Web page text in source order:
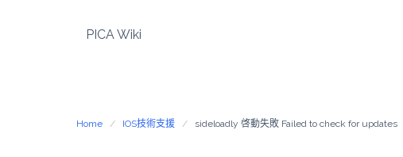
PICA Wiki
Home IOS技術支援 sideloadly 啓動失敗 Failed to check for updates